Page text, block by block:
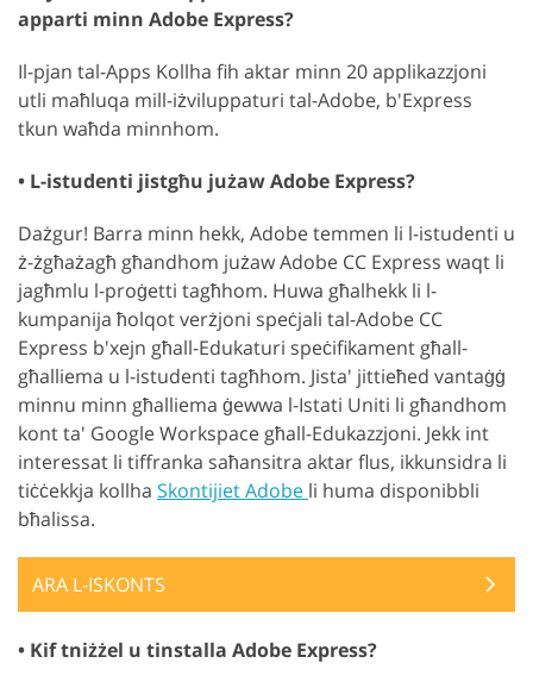
apparti minn Adobe Express?
Il-pjan tal-Apps Kollha fih aktar minn 20 applikazzjoni
utli maħluqa mill-iżviluppaturi tal-Adobe, b'Express
tkun waħda minnhom.
• L-istudenti jistgħu jużaw Adobe Express?
Dażgur! Barra minn hekk, Adobe temmen li l-istudenti u
ż-żgħażagħ għandhom jużaw Adobe CC Express waqt li
jagħmlu l-proġetti tagħhom. Huwa għalhekk li l-
kumpanija ħolqot verżjoni speċjali tal-Adobe CC
Express b'xejn għall-Edukaturi speċifikament għall-
għalliema u l-istudenti tagħhom. Jista' jittieħed vantaġġ
minnu minn għalliema ġewwa l-Istati Uniti li għandhom
kont ta' Google Workspace għall-Edukazzjoni. Jekk int
interessat li tiffranka saħansitra aktar flus, ikkunsidra li
tiċċekkja kollha Skontijiet Adobe li huma disponibbli
bħalissa.
ARA L-ISKONTS
• Kif tniżżel u tinstalla Adobe Express?